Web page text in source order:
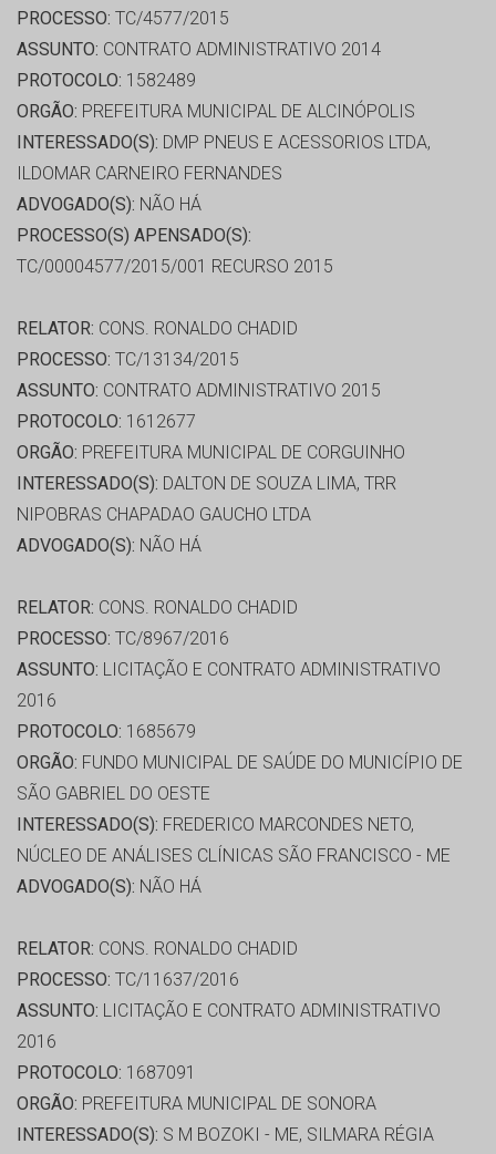
PROCESSO: TC/4577/2015
ASSUNTO: CONTRATO ADMINISTRATIVO 2014
PROTOCOLO: 1582489
ORGÃO: PREFEITURA MUNICIPAL DE ALCINÓPOLIS
INTERESSADO(S): DMP PNEUS E ACESSORIOS LTDA,
ILDOMAR CARNEIRO FERNANDES
ADVOGADO(S): NÃO HÁ
PROCESSO(S) APENSADO(S):
TC/00004577/2015/001 RECURSO 2015
RELATOR: CONS. RONALDO CHADID
PROCESSO: TC/13134/2015
ASSUNTO: CONTRATO ADMINISTRATIVO 2015
PROTOCOLO: 1612677
ORGÃO: PREFEITURA MUNICIPAL DE CORGUINHO
INTERESSADO(S): DALTON DE SOUZA LIMA, TRR
NIPOBRAS CHAPADAO GAUCHO LTDA
ADVOGADO(S): NÃO HÁ
RELATOR: CONS. RONALDO CHADID
PROCESSO: TC/8967/2016
ASSUNTO: LICITAÇÃO E CONTRATO ADMINISTRATIVO
2016
PROTOCOLO: 1685679
ORGÃO: FUNDO MUNICIPAL DE SAÚDE DO MUNICÍPIO DE
SÃO GABRIEL DO OESTE
INTERESSADO(S): FREDERICO MARCONDES NETO,
NÚCLEO DE ANÁLISES CLÍNICAS SÃO FRANCISCO - ME
ADVOGADO(S): NÃO HÁ
RELATOR: CONS. RONALDO CHADID
PROCESSO: TC/11637/2016
ASSUNTO: LICITAÇÃO E CONTRATO ADMINISTRATIVO
2016
PROTOCOLO: 1687091
ORGÃO: PREFEITURA MUNICIPAL DE SONORA
INTERESSADO(S): S M BOZOKI - ME, SILMARA RÉGIA